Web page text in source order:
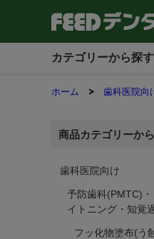
カテゴリーから探す
ホーム 歯科医院向
商品カテゴリーか
歯科医院向け
予防歯科(PMTC)
イトニング・知覚
フッ化物塗布(う